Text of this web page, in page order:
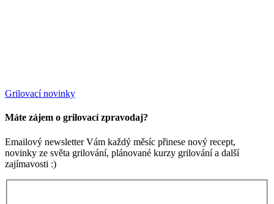
Grilovací novinky
Máte zájem o grilovací zpravodaj?
Emailový newsletter Vám každý měsíc přinese nový recept,
novinky ze světa grilování, plánované kurzy grilování a další
zajímavosti :)